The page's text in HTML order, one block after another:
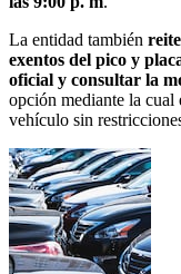
La entidad también
exentos del pico y
oficial y consultar la
opción mediante la cual
vehículo sin